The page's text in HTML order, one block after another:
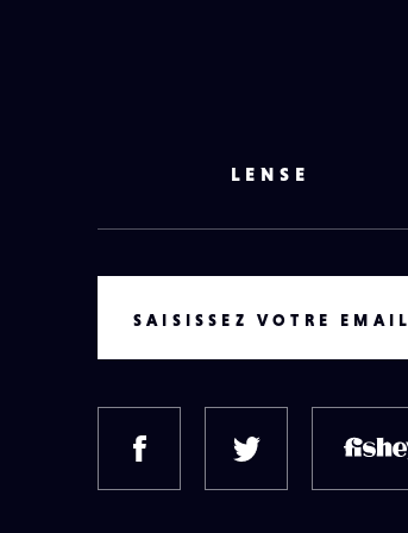
LENSE
SAISISSEZ VOTRE EMAIL
FACEBOOK TWITTER